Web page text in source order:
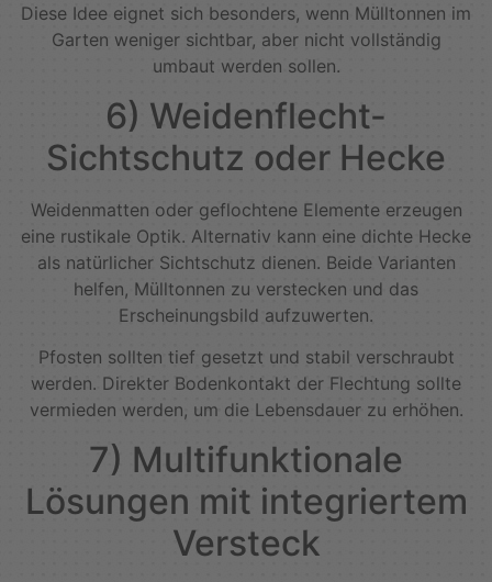
Diese Idee eignet sich besonders, wenn Mülltonnen im
Garten weniger sichtbar, aber nicht vollständig
umbaut werden sollen.
6) Weidenflecht-
Sichtschutz oder Hecke
Weidenmatten oder geflochtene Elemente erzeugen
eine rustikale Optik. Alternativ kann eine dichte Hecke
als natürlicher Sichtschutz dienen. Beide Varianten
helfen, Mülltonnen zu verstecken und das
Erscheinungsbild aufzuwerten.
Pfosten sollten tief gesetzt und stabil verschraubt
werden. Direkter Bodenkontakt der Flechtung sollte
vermieden werden, um die Lebensdauer zu erhöhen.
7) Multifunktionale
Lösungen mit integriertem
Versteck